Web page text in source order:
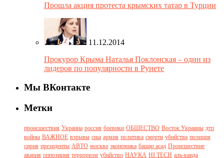
Прошла акция протеста крымских татар в Турции
11.12.2014
Прокурор Крыма Наталья Поклонская – один из
лидеров по популярности в Рунете
Мы ВКонтакте
Метки
происшествия Украина россия боевики ОБЩЕСТВО Восток Украины дтп
войны ВАЖНОЕ взрывы сша армия политика смерти убийства полиция
сирия президенты АВТО москва экономика башар асад Происшествие
авария оппозиция терроризм убийство НАУКА HI TECH аль-каида